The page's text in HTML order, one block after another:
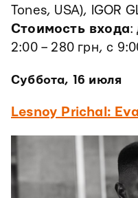
Tones, USA), IGOR
Стоимость входа:
2:00 – 280 грн, с
Суббота, 16 июля
Lesnoy Prichal: